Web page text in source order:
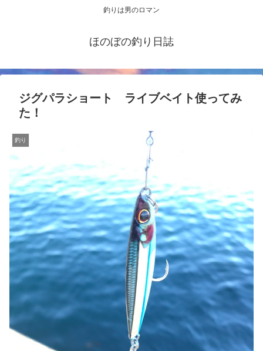
釣りは男のロマン
ほのぼの釣り日誌
ジグパラショート ライブベイト使ってみ
た！
釣り